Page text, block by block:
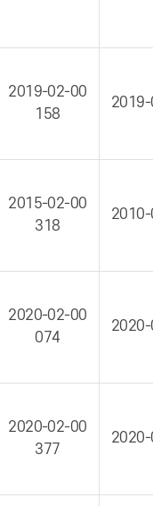
2019-02-00
158
2015-02-00
318
2020-02-00
074
2020-02-00
377